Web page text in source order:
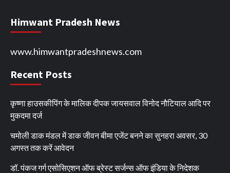
Himwant Pradesh News
www.himwantpradeshnews.com
Recent Posts
कृष्णा हाउसकीपिंग के मालिक दीपक जायसवाल विनोद नौटियाल आदि पर
मुकदमा दर्ज
चमोली डाक मंडल में डाक जीवन बीमा एजेंट बनने का सुनहरा अवसर, 30
अगस्त तक करें आवेदन
डॉ. पंकज गर्ग एसोसिएशन ऑफ ब्रेस्ट सर्जन्स ऑफ इंडिया के निदेशक